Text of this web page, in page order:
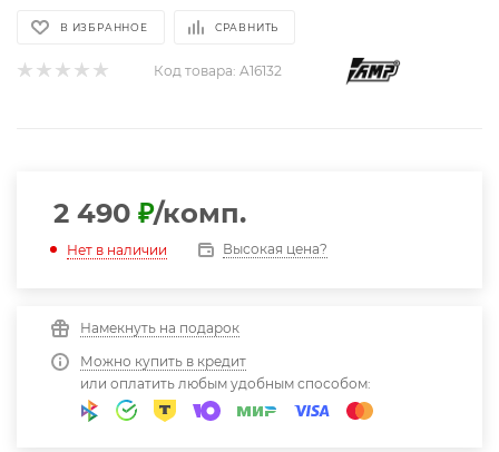
В ИЗБРАННОЕ СРАВНИТЬ
Код товара: A16132
2 490 ₽/комп.
Нет в наличии Высокая цена?
Намекнуть на подарок
Можно купить в кредит
или оплатить любым удобным способом: